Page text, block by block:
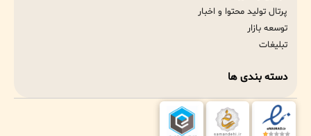
پرتال تولید محتوا و اخبار
توسعه بازار
تبلیغات
دسته بندی ها